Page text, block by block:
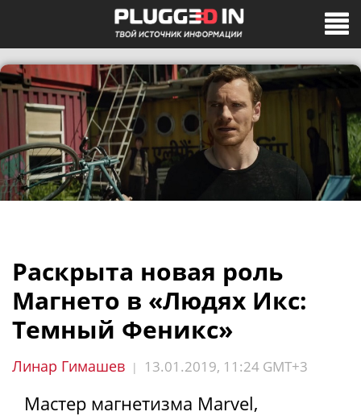
Раскрыта новая роль
Магнето в «Людях Икс:
Темный Феникс»
Линар Гимашев | 13.01.2019, 11:24 GMT+3
Мастер магнетизма Marvel,